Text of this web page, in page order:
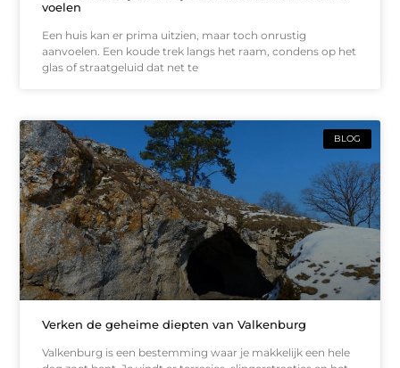
voelen
Een huis kan er prima uitzien, maar toch onrustig
aanvoelen. Een koude trek langs het raam, condens op het
glas of straatgeluid dat net te
BLOG
Verken de geheime diepten van Valkenburg
Valkenburg is een bestemming waar je makkelijk een hele